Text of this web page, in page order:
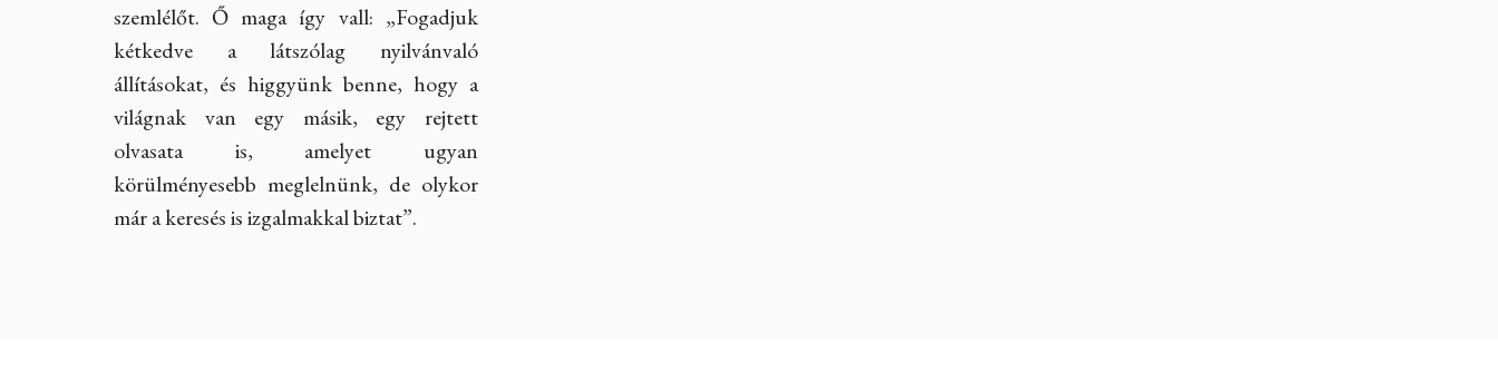
szemlélőt. Ő maga így vall: „Fogadjuk
kétkedve a látszólag nyilvánvaló
állításokat, és higgyünk benne, hogy a
világnak van egy másik, egy rejtett
olvasata is, amelyet ugyan
körülményesebb meglelnünk, de olykor
már a keresés is izgalmakkal biztat”.